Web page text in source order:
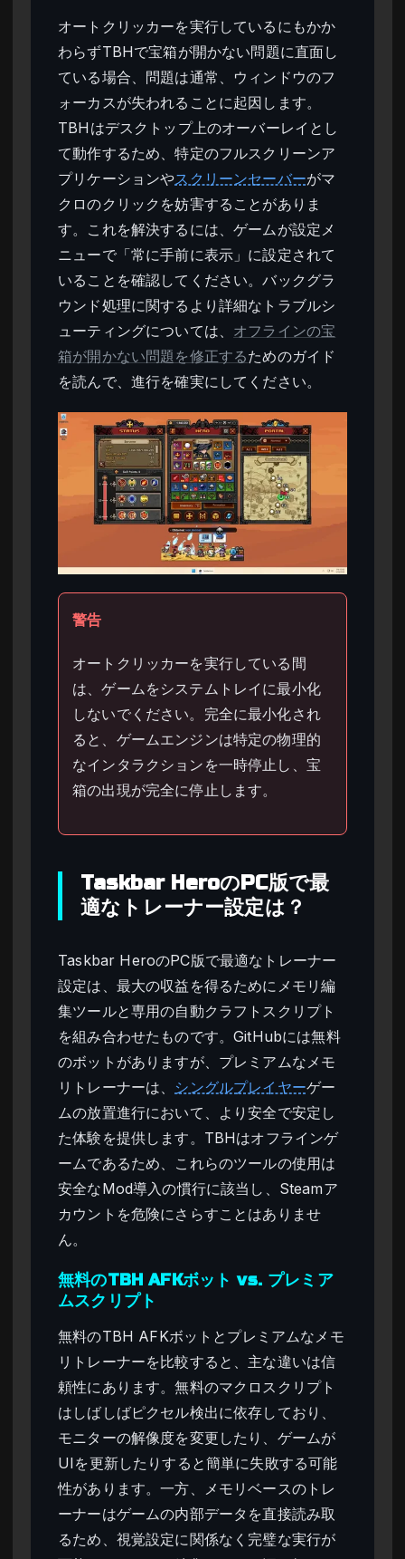
オートクリッカーを実行しているにもかか
わらずTBHで宝箱が開かない問題に直面し
ている場合、問題は通常、ウィンドウのフ
ォーカスが失われることに起因します。
TBHはデスクトップ上のオーバーレイとし
て動作するため、特定のフルスクリーンア
プリケーションやスクリーンセーバーがマ
クロのクリックを妨害することがありま
す。これを解決するには、ゲームが設定メ
ニューで「常に手前に表示」に設定されて
いることを確認してください。バックグラ
ウンド処理に関するより詳細なトラブルシ
ューティングについては、 オフラインの宝
箱が開かない問題を修正するためのガイド
を読んで、進行を確実にしてください。
警告
オートクリッカーを実行している間
は、ゲームをシステムトレイに最小化
しないでください。完全に最小化され
ると、ゲームエンジンは特定の物理的
なインタラクションを一時停止し、宝
箱の出現が完全に停止します。
Taskbar HeroのPC版で最
適なトレーナー設定は？
Taskbar HeroのPC版で最適なトレーナー
設定は、最大の収益を得るためにメモリ編
集ツールと専用の自動クラフトスクリプト
を組み合わせたものです。GitHubには無料
のボットがありますが、プレミアムなメモ
リトレーナーは、 シングルプレイヤーゲー
ムの放置進行において、より安全で安定し
た体験を提供します。TBHはオフラインゲ
ームであるため、これらのツールの使用は
安全なMod導入の慣行に該当し、Steamア
カウントを危険にさらすことはありませ
ん。
無料のTBH AFKボット vs. プレミア
ムスクリプト
無料のTBH AFKボットとプレミアムなメモ
リトレーナーを比較すると、主な違いは信
頼性にあります。無料のマクロスクリプト
はしばしばピクセル検出に依存しており、
モニターの解像度を変更したり、ゲームが
UIを更新したりすると簡単に失敗する可能
性があります。一方、メモリベースのトレ
ーナーはゲームの内部データを直接読み取
るため、視覚設定に関係なく完璧な実行が